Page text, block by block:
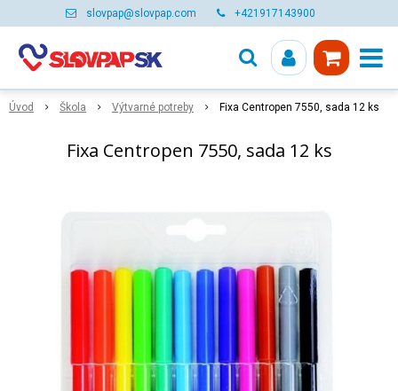
slovpap@slovpap.com +421917143900
Úvod Škola Výtvarné potreby Fixa Centropen 7550, sada 12 ks
Fixa Centropen 7550, sada 12 ks